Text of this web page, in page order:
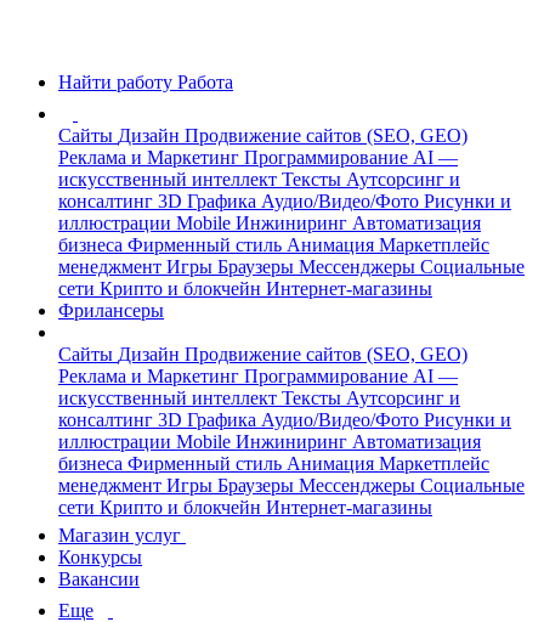
Найти работу Работа
Сайты Дизайн Продвижение сайтов (SEO, GEO)
Реклама и Маркетинг Программирование AI —
искусственный интеллект Тексты Аутсорсинг и
консалтинг 3D Графика Аудио/Видео/Фото Рисунки и
иллюстрации Mobile Инжиниринг Автоматизация
бизнеса Фирменный стиль Анимация Маркетплейс
менеджмент Игры Браузеры Мессенджеры Социальные
сети Крипто и блокчейн Интернет-магазины
Фрилансеры
Сайты Дизайн Продвижение сайтов (SEO, GEO)
Реклама и Маркетинг Программирование AI —
искусственный интеллект Тексты Аутсорсинг и
консалтинг 3D Графика Аудио/Видео/Фото Рисунки и
иллюстрации Mobile Инжиниринг Автоматизация
бизнеса Фирменный стиль Анимация Маркетплейс
менеджмент Игры Браузеры Мессенджеры Социальные
сети Крипто и блокчейн Интернет-магазины
Магазин услуг
Конкурсы
Вакансии
Еще